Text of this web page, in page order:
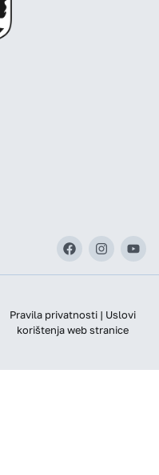
Pravila privatnosti | Uslovi
korištenja web stranice